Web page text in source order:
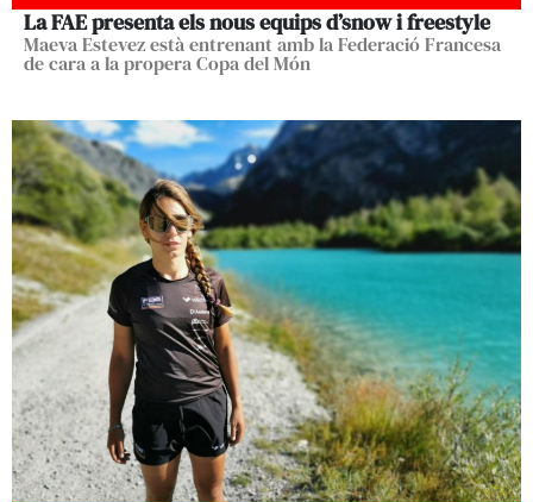
La FAE presenta els nous equips d’snow i freestyle
Maeva Estevez està entrenant amb la Federació Francesa
de cara a la propera Copa del Món